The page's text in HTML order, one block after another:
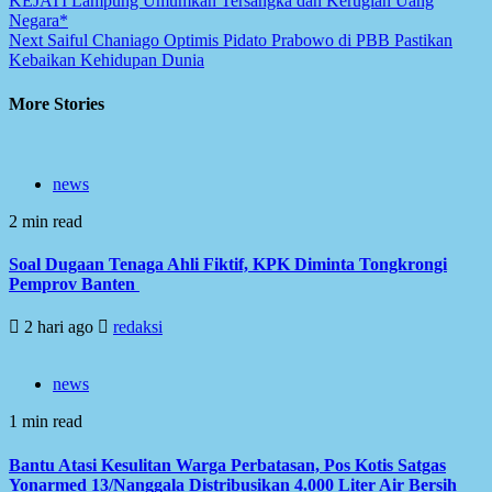
navigation
Negara*
Next Saiful Chaniago Optimis Pidato Prabowo di PBB Pastikan
Kebaikan Kehidupan Dunia
More Stories
news
2 min read
Soal Dugaan Tenaga Ahli Fiktif, KPK Diminta Tongkrongi
Pemprov Banten
2 hari ago redaksi
news
1 min read
Bantu Atasi Kesulitan Warga Perbatasan, Pos Kotis Satgas
Yonarmed 13/Nanggala Distribusikan 4.000 Liter Air Bersih